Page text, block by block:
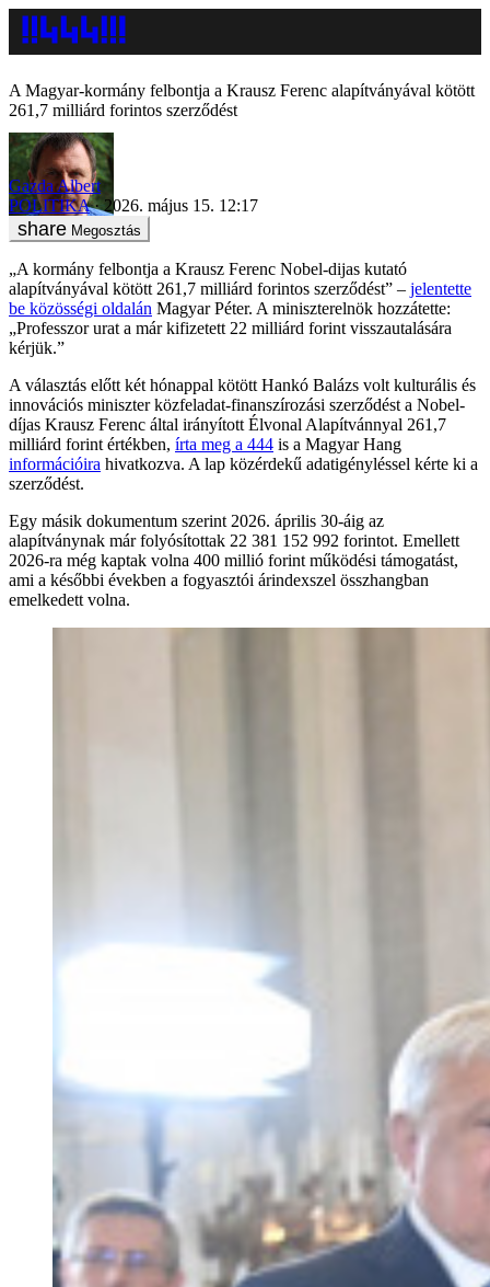
A Magyar-kormány felbontja a Krausz Ferenc alapítványával kötött
261,7 milliárd forintos szerződést
Gazda Albert
POLITIKA
2026. május 15. 12:17
Megosztás
„A kormány felbontja a Krausz Ferenc Nobel-dijas kutató
alapítványával kötött 261,7 milliárd forintos szerződést” – jelentette
be közösségi oldalán Magyar Péter. A miniszterelnök hozzátette:
„Professzor urat a már kifizetett 22 milliárd forint visszautalására
kérjük.”
A választás előtt két hónappal kötött Hankó Balázs volt kulturális és
innovációs miniszter közfeladat-finanszírozási szerződést a Nobel-
díjas Krausz Ferenc által irányított Élvonal Alapítvánnyal 261,7
milliárd forint értékben, írta meg a 444 is a Magyar Hang
információira hivatkozva. A lap közérdekű adatigényléssel kérte ki a
szerződést.
Egy másik dokumentum szerint 2026. április 30-áig az
alapítványnak már folyósítottak 22 381 152 992 forintot. Emellett
2026-ra még kaptak volna 400 millió forint működési támogatást,
ami a későbbi években a fogyasztói árindexszel összhangban
emelkedett volna.